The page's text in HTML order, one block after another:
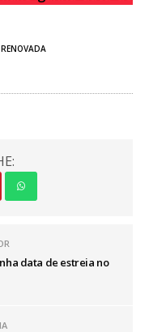
RENOVADA
data de estreia no